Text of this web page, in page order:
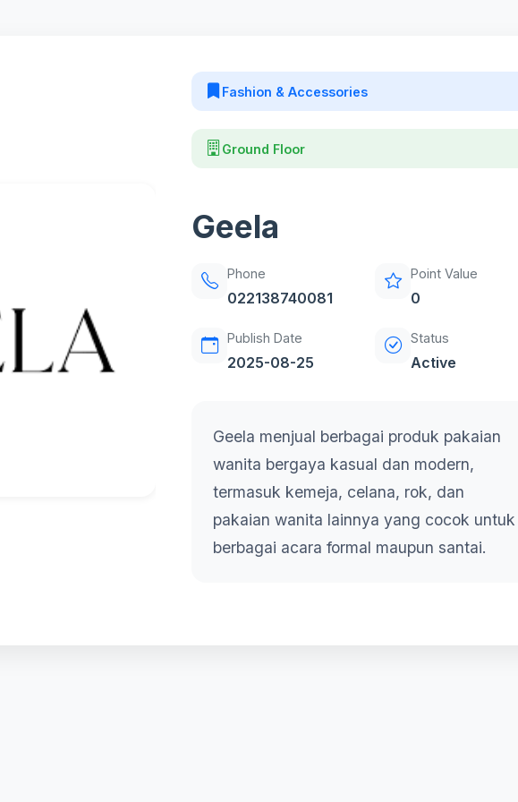
Fashion & Accessories
Ground Floor
Geela
Phone
022138740081
Point Value
0
Publish Date
2025-08-25
Status
Active
Geela menjual berbagai produk pakaian
wanita bergaya kasual dan modern,
termasuk kemeja, celana, rok, dan
pakaian wanita lainnya yang cocok untuk
berbagai acara formal maupun santai.